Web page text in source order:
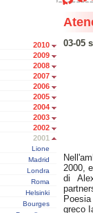
2010
2009
2008
2007
2006
2005
2004
2003
2002
2001
Lione
Madrid
Londra
Roma
Helsinki
Bourges
03-05
2000,
di
greco